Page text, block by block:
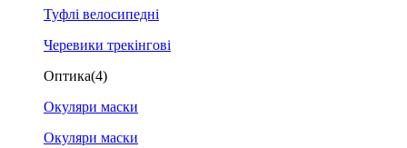
Туфлі велосипедні
Черевики трекінгові
Оптика(4)
Окуляри маски
Окуляри маски